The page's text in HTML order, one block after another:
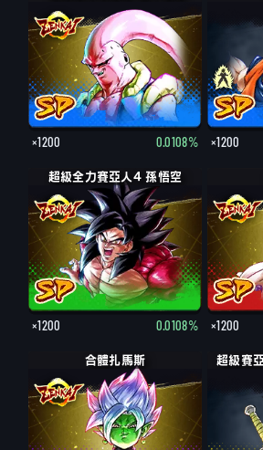
×1200 0.0108% ×1200
超級全力賽亞人4 孫悟空
×1200 0.0108% ×1200
合體扎馬斯